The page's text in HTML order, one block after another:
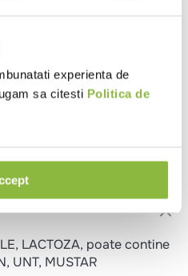
experienta de
sa citesti Politica de
(Onchorhynchus mykiss)
variabile (morcovi,
SMANTANA, ulei vegetal
porumb, piper alb,
benzoat de sodiu.
LACTOZA, poate contine
UNT, MUSTAR